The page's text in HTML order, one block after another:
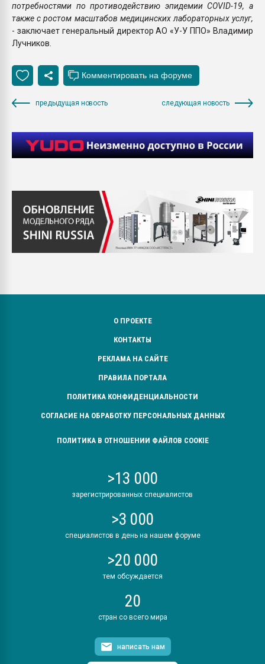
потребностями по противодействию эпидемии COVID-19, а
также с ростом масштабов медицинских лабораторных услуг,
- заключает генеральный директор АО «У-У ППО» Владимир
Лучников.
предыдущая новость следующая новость
О ПРОЕКТЕ
КОНТАКТЫ
РЕКЛАМА НА САЙТЕ
ПРАВИЛА ПОРТАЛА
ПОЛИТИКА КОНФИДЕНЦИАЛЬНОСТИ
СОГЛАСИЕ НА ОБРАБОТКУ ПЕРСОНАЛЬНЫХ ДАННЫХ
ПОЛИТИКА В ОТНОШЕНИИ ФАЙЛОВ COOKIE
>13 000
зарегистрированных специалистов
>3 000
специалистов в день на нашем форуме
>20 000
тем обсуждается
20
стран со всего мира
написать нам